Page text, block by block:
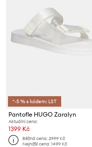
*-5 % s kódem: LST
Pantofle HUGO Zaralyn
Aktuální cena:
1399 Kč
Běžná cena:2999 Kč
Nejnižší cena:1499 Kč